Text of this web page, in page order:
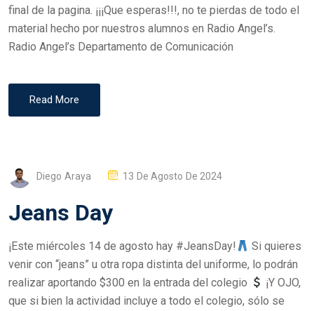
N
final de la pagina. ¡¡¡Que esperas!!!, no te pierdas de todo el
material hecho por nuestros alumnos en Radio Angel’s.
Radio Angel’s Departamento de Comunicación
Read More
Diego Araya
P
E
D
O
N
13 De Agosto De 2024
Jeans Day
¡Este miércoles 14 de agosto hay #JeansDay!
Si quieres
venir con “jeans” u otra ropa distinta del uniforme, lo podrán
realizar aportando $300 en la entrada del colegio
¡Y OJO,
que si bien la actividad incluye a todo el colegio, sólo se